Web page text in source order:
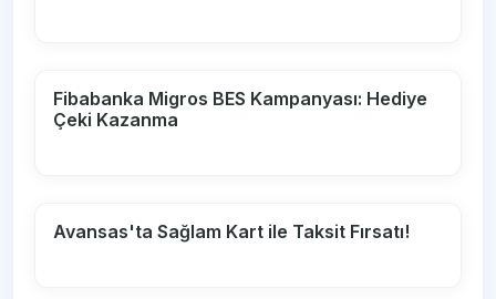
Fibabanka Migros BES Kampanyası: Hediye
Çeki Kazanma
Avansas'ta Sağlam Kart ile Taksit Fırsatı!